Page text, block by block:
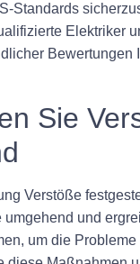
Standards
Elektriker
Bewertungen
Sie
Verstöße
umgehend und
um die